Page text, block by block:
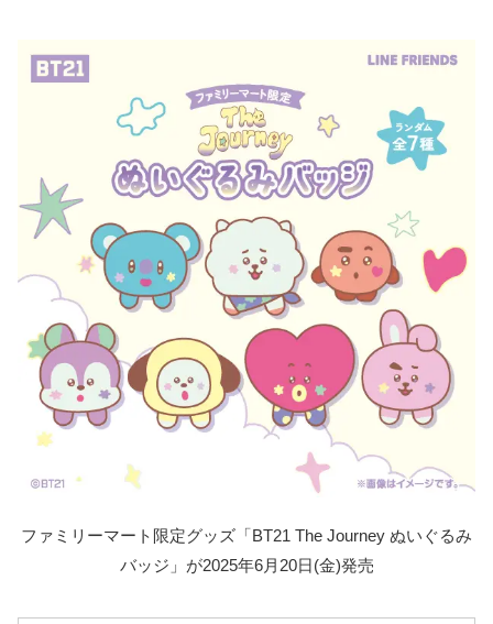
ファミリーマート限定グッズ「BT21 The Journey ぬいぐるみ
バッジ」が2025年6月20日(金)発売